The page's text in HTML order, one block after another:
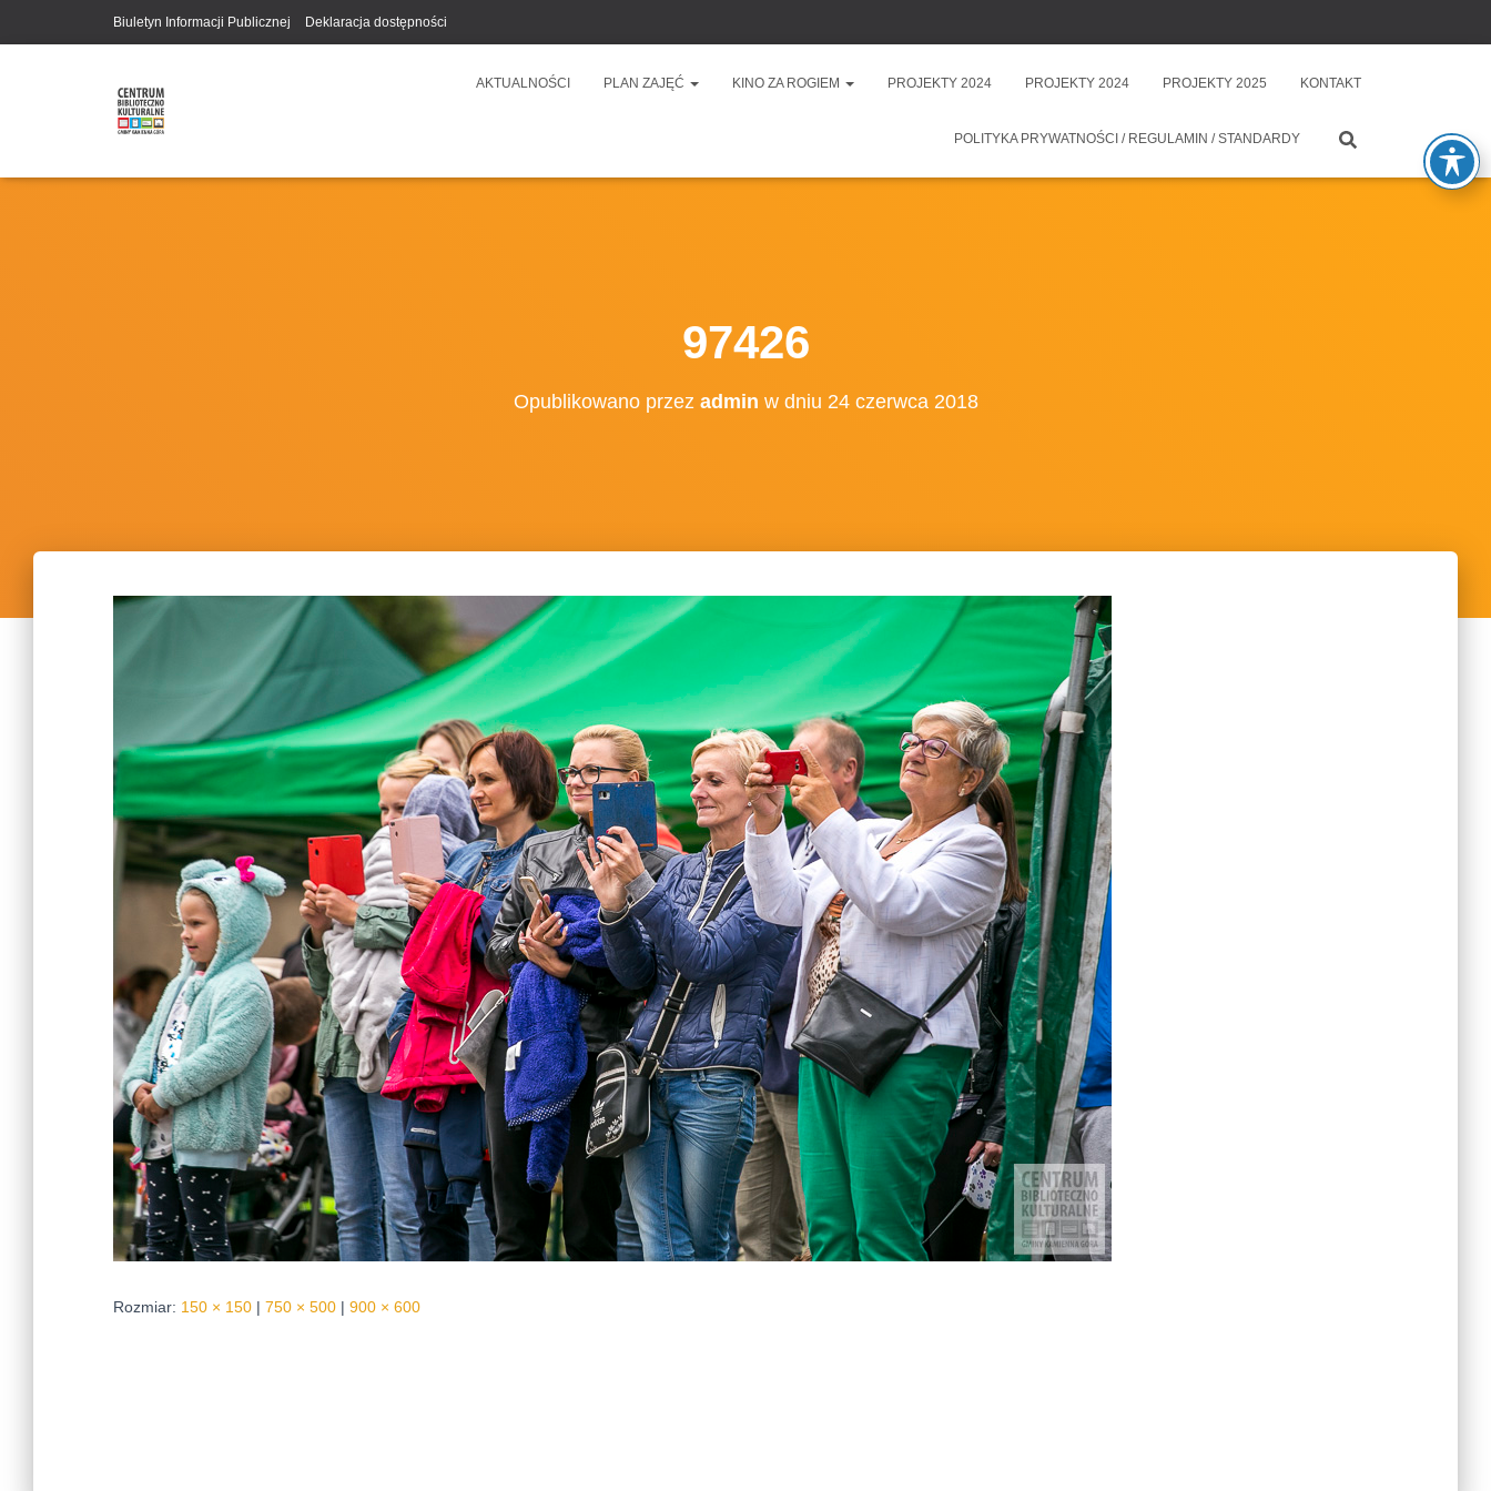
Biuletyn Informacji Publicznej Deklaracja dostępności
AKTUALNOŚCI PLAN ZAJĘĆ KINO ZA ROGIEM PROJEKTY 2024 PROJEKTY 2024 PROJEKTY 2025 KONTAKT
POLITYKA PRYWATNOŚCI / REGULAMIN / STANDARDY
97426
Opublikowano przez admin w dniu 24 czerwca 2018
Rozmiar: 150 × 150 | 750 × 500 | 900 × 600